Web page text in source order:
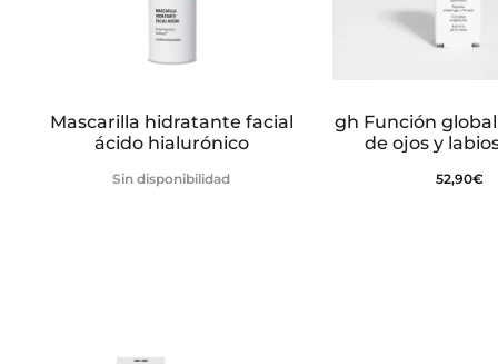
Mascarilla hidratante facial
ácido hialurónico
Sin disponibilidad
gh Función
de ojos y
52,90€